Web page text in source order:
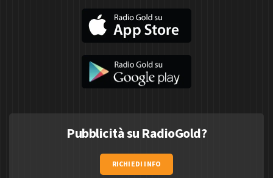
Pubblicità su RadioGold?
RICHIEDI INFO